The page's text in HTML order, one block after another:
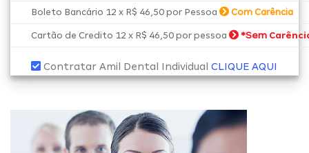
Boleto Bancário 12 x R$ 46,50 por Pessoa Com Carência
Cartão de Credito 12 x R$ 46,50 por pessoa *Sem
Contratar Amil Dental Individual CLIQUE AQUI